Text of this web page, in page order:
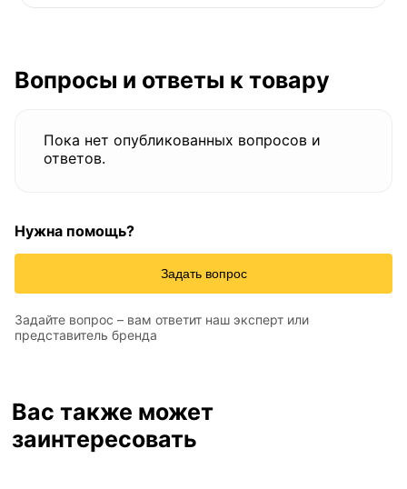
Вопросы и ответы к товару
Пока нет опубликованных вопросов и
ответов.
Нужна помощь?
Задать вопрос
Задайте вопрос – вам ответит наш эксперт или
представитель бренда
Вас также может
заинтересовать